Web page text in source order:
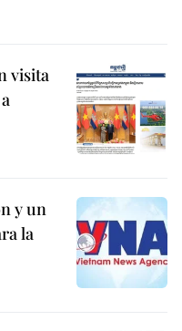
visita
y un
la